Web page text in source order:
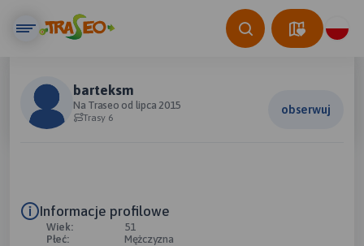
barteksm
Na Traseo od lipca 2015
Trasy 6
obserwuj
Informacje profilowe
Wiek:
51
Płeć:
Mężczyzna